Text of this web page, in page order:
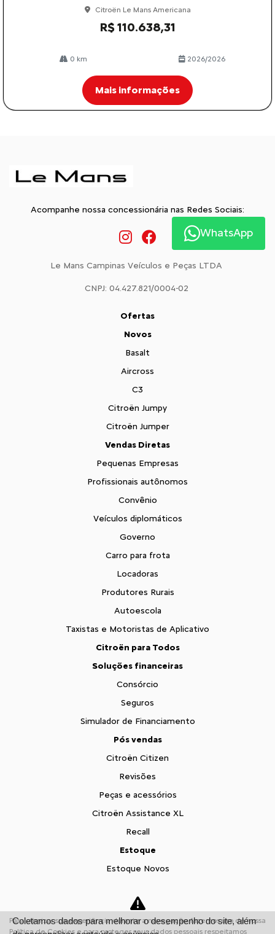
Citroën Le Mans Americana
R$ 110.638,31
0 km 2026/2026
Mais informações
Acompanhe nossa concessionária nas Redes Sociais:
Le Mans Campinas Veículos e Peças LTDA
CNPJ: 04.427.821/0004-02
Ofertas
Novos
Basalt
Aircross
C3
Citroën Jumpy
Citroën Jumper
Vendas Diretas
Pequenas Empresas
Profissionais autônomos
Convênio
Veículos diplomáticos
Governo
Carro para frota
Locadoras
Produtores Rurais
Autoescola
Taxistas e Motoristas de Aplicativo
Citroën para Todos
Soluções financeiras
Consórcio
Seguros
Simulador de Financiamento
Pós vendas
Citroën Citizen
Revisões
Peças e acessórios
Citroën Assistance XL
Recall
Estoque
Estoque Novos
Fale conosco
Sobre nós
WhatsApp
Para otimizar sua experiência durante a navegação, fazemos uso de nossa
Política de Cookies e para proteger seus dados pessoais respeitamos
Coletamos dados para melhorar o desempenho do site, além